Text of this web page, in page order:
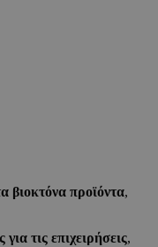
βιοκτόνα προϊόντα,
τις επιχειρήσεις,